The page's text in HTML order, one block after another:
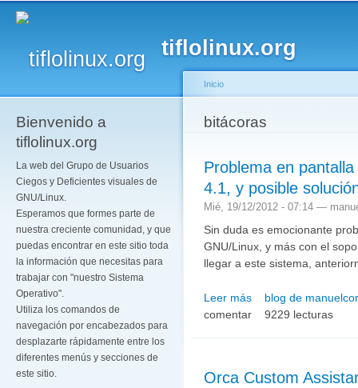
tiflolinux.org
Bienvenido a
tiflolinux.org
La web del Grupo de Usuarios
Ciegos y Deficientes visuales de
GNU/Linux.
Esperamos que formes parte de
nuestra creciente comunidad, y que
puedas encontrar en este sitio toda
la información que necesitas para
trabajar con "nuestro Sistema
Operativo".
Utiliza los comandos de
navegación por encabezados para
desplazarte rápidamente entre los
diferentes menús y secciones de
este sitio.
Se encuentra usted
Inicio
bitácoras
Problema en
4.1, y posible
Mié, 19/12/2012 - 07:14 —
Sin duda es emocionante
GNU/Linux, y más con el
llegar a este sistema,
Leer más sobre Problema en
solución.
blog de
comentar
9229 lecturas
Orca Custom